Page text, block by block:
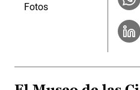
Fotos